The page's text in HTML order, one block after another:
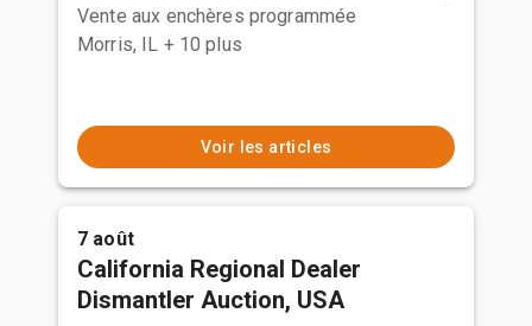
Vente aux enchères programmée
Morris, IL + 10 plus
Voir les articles
7 août
California Regional Dealer
Dismantler Auction, USA